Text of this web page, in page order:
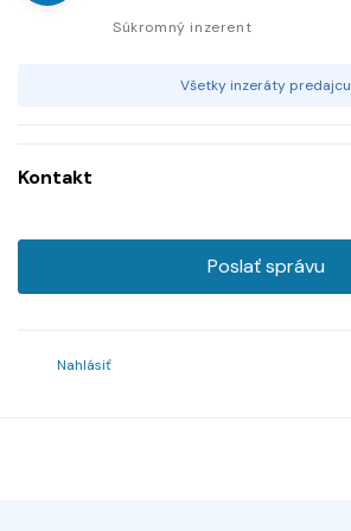
Súkromný inzerent
Všetky inzeráty predajcu
Kontakt
Poslať správu
Nahlásiť